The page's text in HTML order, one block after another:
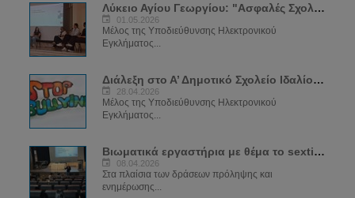
Λύκειο Αγίου Γεωργίου: "Ασφαλές Σχολείο για το Διαδίκτυο"
01.05.2026
Μέλος της Υποδιεύθυνσης Ηλεκτρονικού
Εγκλήματος...
Διάλεξη στο Α’ Δημοτικό Σχολείο Ιδαλίου - "Ψηφιακή Ικανότητα – Ασφαλές Διαδίκτυο"
28.04.2026
Μέλος της Υποδιεύθυνσης Ηλεκτρονικού
Εγκλήματος...
Βιωματικά εργαστήρια με θέμα το sexting
08.04.2026
Στα πλαίσια των δράσεων πρόληψης και
ενημέρωσης...